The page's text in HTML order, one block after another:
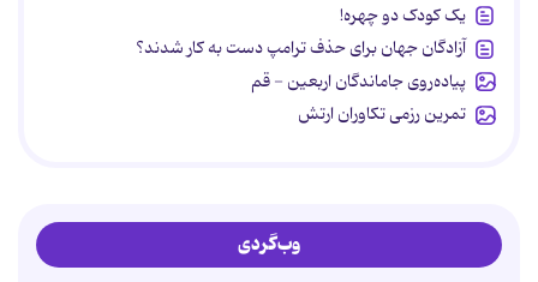
یک کودک دو چهره!
آزادگان جهان برای حذف ترامپ دست به کار شدند؟
پیاده‌روی جاماندگان اربعین - قم
تمرین رزمی تکاوران ارتش
وب‌گردی